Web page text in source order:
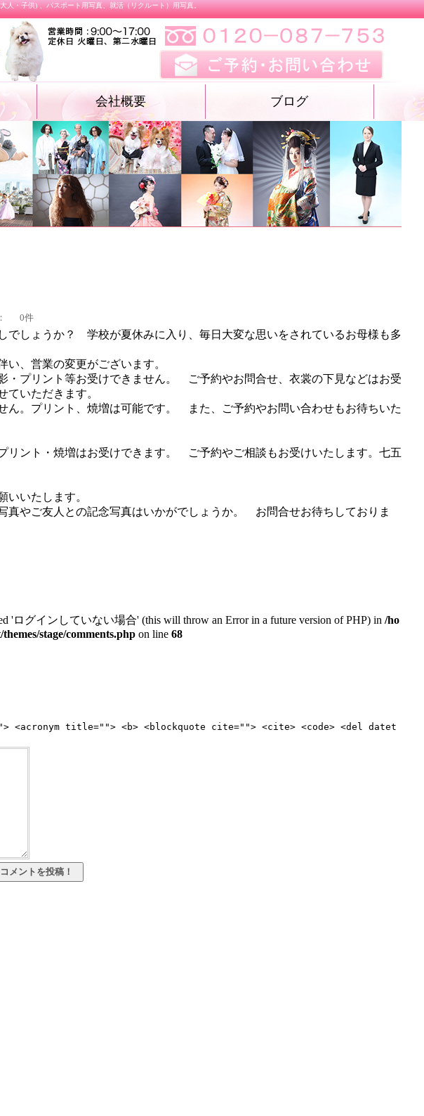
・子供) 、パスポート用写真、就活（リクルート）用写真。
）
会社概要 ブログ
0件
でしょうか？ 学校が夏休みに入り、毎日大変な思いをされているお母様も多
、営業の変更がございます。
プリント等お受けできません。 ご予約やお問合せ、衣裳の下見などはお受
いただきます。
。プリント、焼増は可能です。 また、ご予約やお問い合わせもお待ちいた
ント・焼増はお受けできます。 ご予約やご相談もお受けいたします。七五
いいたします。
真やご友人との記念写真はいかがでしょうか。 お問合せお待ちしておりま
'ログインしていない場合' (this will throw an Error in a future version of PHP) in /ho
stage/comments.php on line 68
title=""> <b> <blockquote cite=""> <cite> <code> <del datet